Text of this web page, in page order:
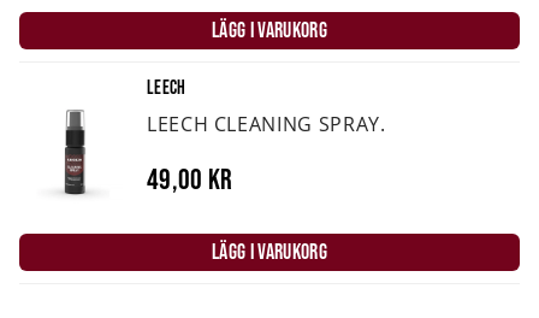
LÄGG I VARUKORG
LEECH
LEECH CLEANING SPRAY.
49,00 kr
LÄGG I VARUKORG